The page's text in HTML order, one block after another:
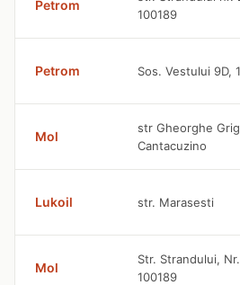
Petrom
100189
Petrom Sos. Vestului 9D,
Mol
str Gheorghe
Cantacuzino
Lukoil str. Marasesti
Mol
Str. Strandului,
100189